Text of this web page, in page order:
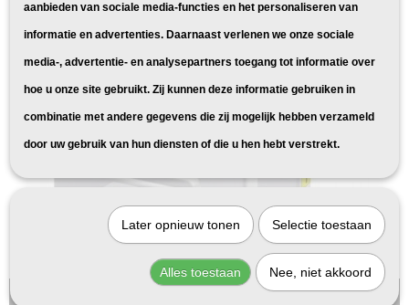
Bij InktDeal.com altijd gratis verzending!
aanbieden van sociale media-functies en het personaliseren van
informatie en advertenties. Daarnaast verlenen we onze sociale
media-, advertentie- en analysepartners toegang tot informatie over
hoe u onze site gebruikt. Zij kunnen deze informatie gebruiken in
combinatie met andere gegevens die zij mogelijk hebben verzameld
door uw gebruik van hun diensten of die u hen hebt verstrekt.
Later opnieuw tonen Selectie toestaan
Alles toestaan Nee, niet akkoord